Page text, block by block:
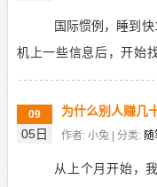
国际惯例，睡到
机上一些信息后，开始
获。现在的项目，不仅
09
05日
为什么别人赚几
作者: 小兔 | 分类:
从上个月开始，